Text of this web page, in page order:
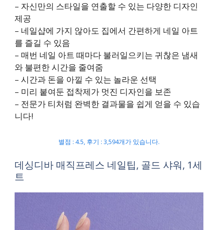
– 자신만의 스타일을 연출할 수 있는 다양한 디자인
제공
– 네일샵에 가지 않아도 집에서 간편하게 네일 아트
를 즐길 수 있음
– 매번 네일 아트 때마다 불러일으키는 귀찮은 냄새
와 불편한 시간을 줄여줌
– 시간과 돈을 아낄 수 있는 놀라운 선택
– 미리 붙여둔 접착제가 멋진 디자인을 보존
– 전문가 티처럼 완벽한 결과물을 쉽게 얻을 수 있습
니다!
별점 : 4.5, 후기 : 3,594개가 있습니다.
데싱디바 매직프레스 네일팁, 골드 샤워, 1세
트